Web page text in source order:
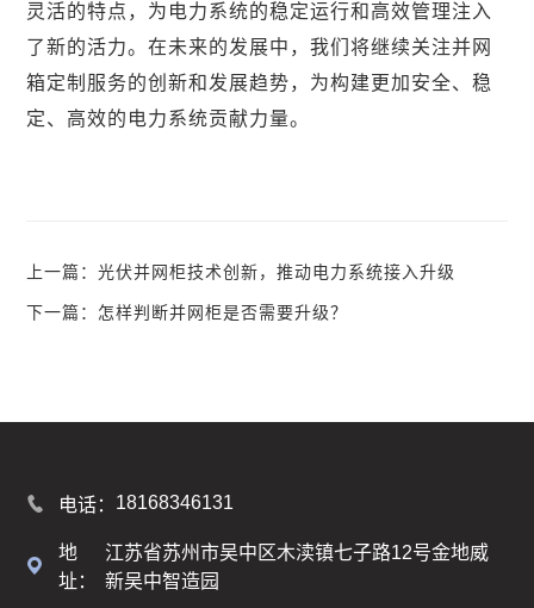
灵活的特点，为电力系统的稳定运行和高效管理注入
了新的活力。在未来的发展中，我们将继续关注并网
箱定制服务的创新和发展趋势，为构建更加安全、稳
定、高效的电力系统贡献力量。
上一篇：光伏并网柜技术创新，推动电力系统接入升级
下一篇：怎样判断并网柜是否需要升级？
电话： 18168346131
地
址：
江苏省苏州市吴中区木渎镇七子路12号金地威
新吴中智造园